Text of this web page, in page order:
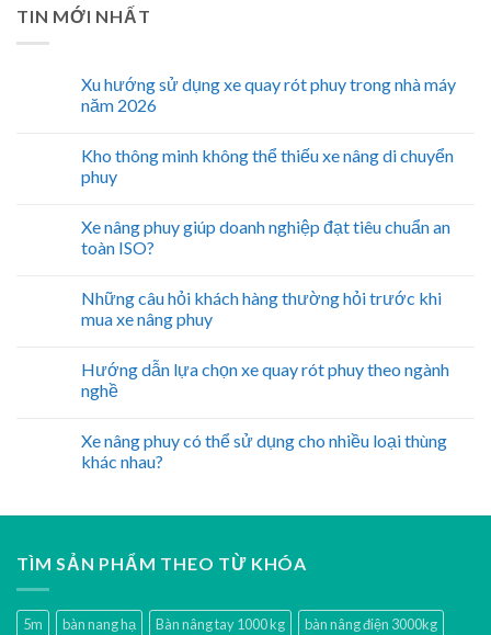
TIN MỚI NHẤT
Xu hướng sử dụng xe quay rót phuy trong nhà máy
năm 2026
Kho thông minh không thể thiếu xe nâng di chuyển
phuy
Xe nâng phuy giúp doanh nghiệp đạt tiêu chuẩn an
toàn ISO?
Những câu hỏi khách hàng thường hỏi trước khi
mua xe nâng phuy
Hướng dẫn lựa chọn xe quay rót phuy theo ngành
nghề
Xe nâng phuy có thể sử dụng cho nhiều loại thùng
khác nhau?
TÌM SẢN PHẨM THEO TỪ KHÓA
5m bàn nang hạ Bàn nâng tay 1000 kg
bàn nâng điện 3000kg